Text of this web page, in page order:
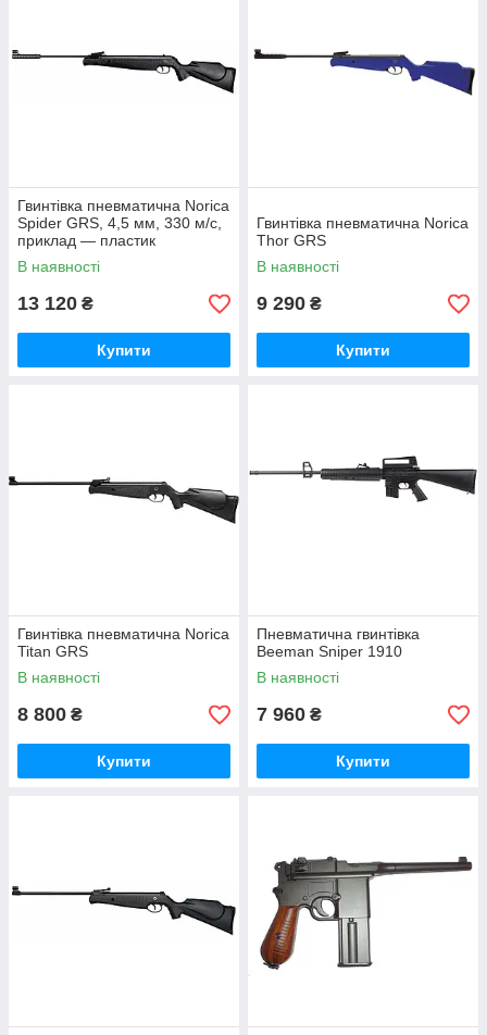
Гвинтівка пневматична Norica
Spider GRS, 4,5 мм, 330 м/с,
приклад — пластик
В наявності
13 120 ₴
Купити
Гвинтівка пневматична Norica
Thor GRS
В наявності
9 290 ₴
Купити
Гвинтівка пневматична Norica
Titan GRS
В наявності
8 800 ₴
Купити
Пневматична гвинтівка
Beeman Sniper 1910
В наявності
7 960 ₴
Купити